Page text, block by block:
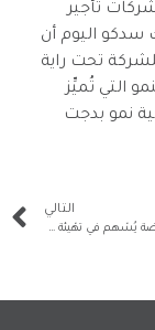
تأجير
سدكو اليوم أن
تحت راية
التي تُميِّز
نمو بدجت
التالي
“روّاد” سدكو القابضة يُسْهم في تهْيئة وإعداد روّاد الأعمال وتمكينهم من المساهمة في تحقيق النُّمُو المُستدام